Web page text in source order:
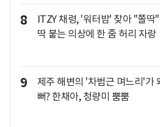
8
ITZY 채령, '워터밤' 찾아 "쫄
딱 붙는 의상에 한 줌 허리 자랑
9
제주 해변의 '차범근 며느리'가
뻐? 한채아, 청량미 뿜뿜